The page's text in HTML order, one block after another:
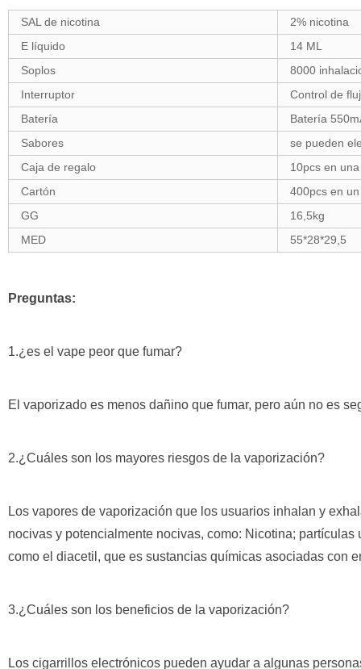
SAL de nicotina
2% nicotina
E líquido
14 ML
Soplos
8000
Interruptor
Control de
Batería
Batería
Sabores
se pueden
Caja de regalo
10pcs en
Cartón
400pcs en
GG
16,5kg
MED
55*28*29,5
Preguntas:
1.¿es el vape peor que fumar?
El vaporizado es menos dañino que fumar, pero aún no es
2.¿Cuáles son los mayores riesgos de la vaporización?
Los vapores de vaporización que los usuarios inhalan y
nocivas y potencialmente nocivas, como: Nicotina;
como el diacetil, que es sustancias químicas asociadas con
3.¿Cuáles son los beneficios de la vaporización?
Los cigarrillos electrónicos pueden ayudar a algunas